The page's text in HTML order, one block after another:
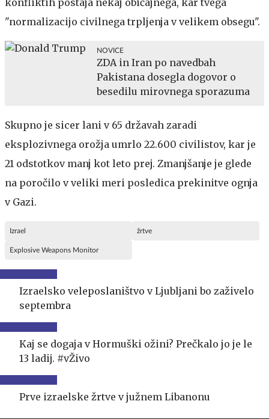
"normalizacijo civilnega trpljenja v velikem obsegu".
NOVICE
ZDA in Iran po navedbah
Pakistana dosegla dogovor o
besedilu mirovnega sporazuma
Skupno je sicer lani v 65 državah zaradi
eksplozivnega orožja umrlo 22.600 civilistov, kar je
21 odstotkov manj kot leto prej. Zmanjšanje je glede
na poročilo v veliki meri posledica prekinitve ognja
v Gazi.
Izrael žrtve
Explosive Weapons Monitor
Izraelsko veleposlaništvo v Ljubljani bo zaživelo
septembra
Kaj se dogaja v Hormuški ožini? Prečkalo jo je le
13 ladij. #vŽivo
Prve izraelske žrtve v južnem Libanonu